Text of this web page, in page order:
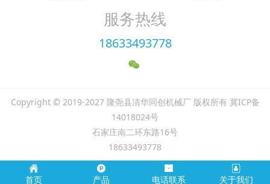
服务热线
18633493778
Copyright © 2019-2027 隆尧县清华同创机械厂 版权所有 冀ICP备
14018024号
石家庄南二环东路16号
18633493778
首页 产品 电话联系 关于我们